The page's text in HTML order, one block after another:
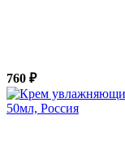
760 ₽